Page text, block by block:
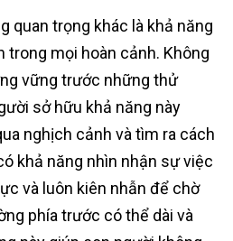
quan trọng khác là khả năng
trong mọi hoàn cảnh. Không
vững trước những thử
sở hữu khả năng này
nghịch cảnh và tìm ra cách
khả năng nhìn nhận sự việc
và luôn kiên nhẫn để chờ
phía trước có thể dài và